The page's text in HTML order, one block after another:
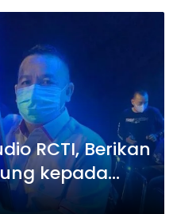
RCTI, Berikan
kepada